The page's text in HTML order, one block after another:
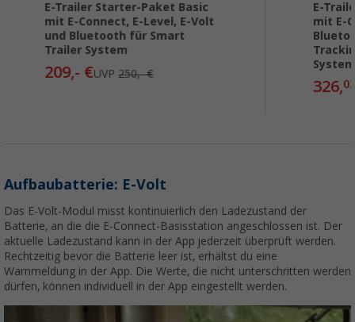
E-Trailer Starter-Paket Basic
mit E-Connect, E-Level, E-Volt
und Bluetooth für Smart
Trailer System
209,- €UVP250,- €
E-
mit E-
326,
Aufbaubatterie: E-Volt
Das E-Volt-Modul misst kontinuierlich den Ladezustand der
Batterie, an die die E-Connect-Basisstation angeschlossen ist. Der
aktuelle Ladezustand kann in der App jederzeit überprüft werden.
Rechtzeitig bevor die Batterie leer ist, erhältst du eine
Warnmeldung in der App. Die Werte, die nicht unterschritten werden
dürfen, können individuell in der App eingestellt werden.